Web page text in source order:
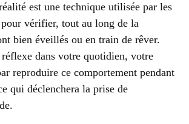
est une technique utilisée par les
vérifier, tout au long de la
bien éveillés ou en train de rêver.
dans votre quotidien, votre
reproduire ce comportement pendant
qui déclenchera la prise de